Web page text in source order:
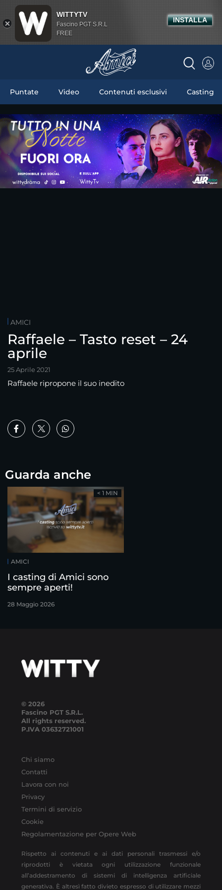
Puntate Video Contenuti esclusivi Casting
AMICI
Raffaele – Tasto reset – 24
aprile
25 Aprile 2021
Raffaele ripropone il suo inedito
Guarda anche
AMICI
I casting di Amici sono
sempre aperti!
28 Maggio 2026
< 1 MIN
© 2026
Fascino PGT S.R.L.
All rights reserved.
P.IVA 03632721001
Chi siamo
Contatti
Lavora con noi
Privacy
Termini di servizio
Cookie
Regolamentazione per Opere Web
Rispetto ai contenuti e ai dati personali trasmessi e/o
riprodotti è vietata ogni utilizzazione funzionale
all’addestramento di sistemi di intelligenza artificiale
generativa. È altresì fatto divieto espresso di utilizzare mezzi
WITTYTV
Fascino PGT S.R.L
FREE
INSTALLA